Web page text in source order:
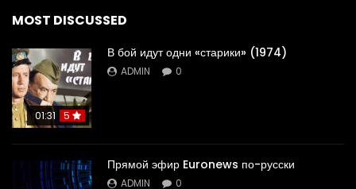
MOST DISCUSSED
01:31 5
В бой идут одни «старики» (1974)
ADMIN 0
Прямой эфир Euronews по-русски
ADMIN 0